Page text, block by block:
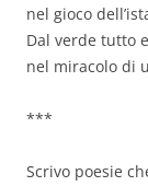
nel gioco
Dal verde tutto
nel miracolo di
***
Scrivo poesie